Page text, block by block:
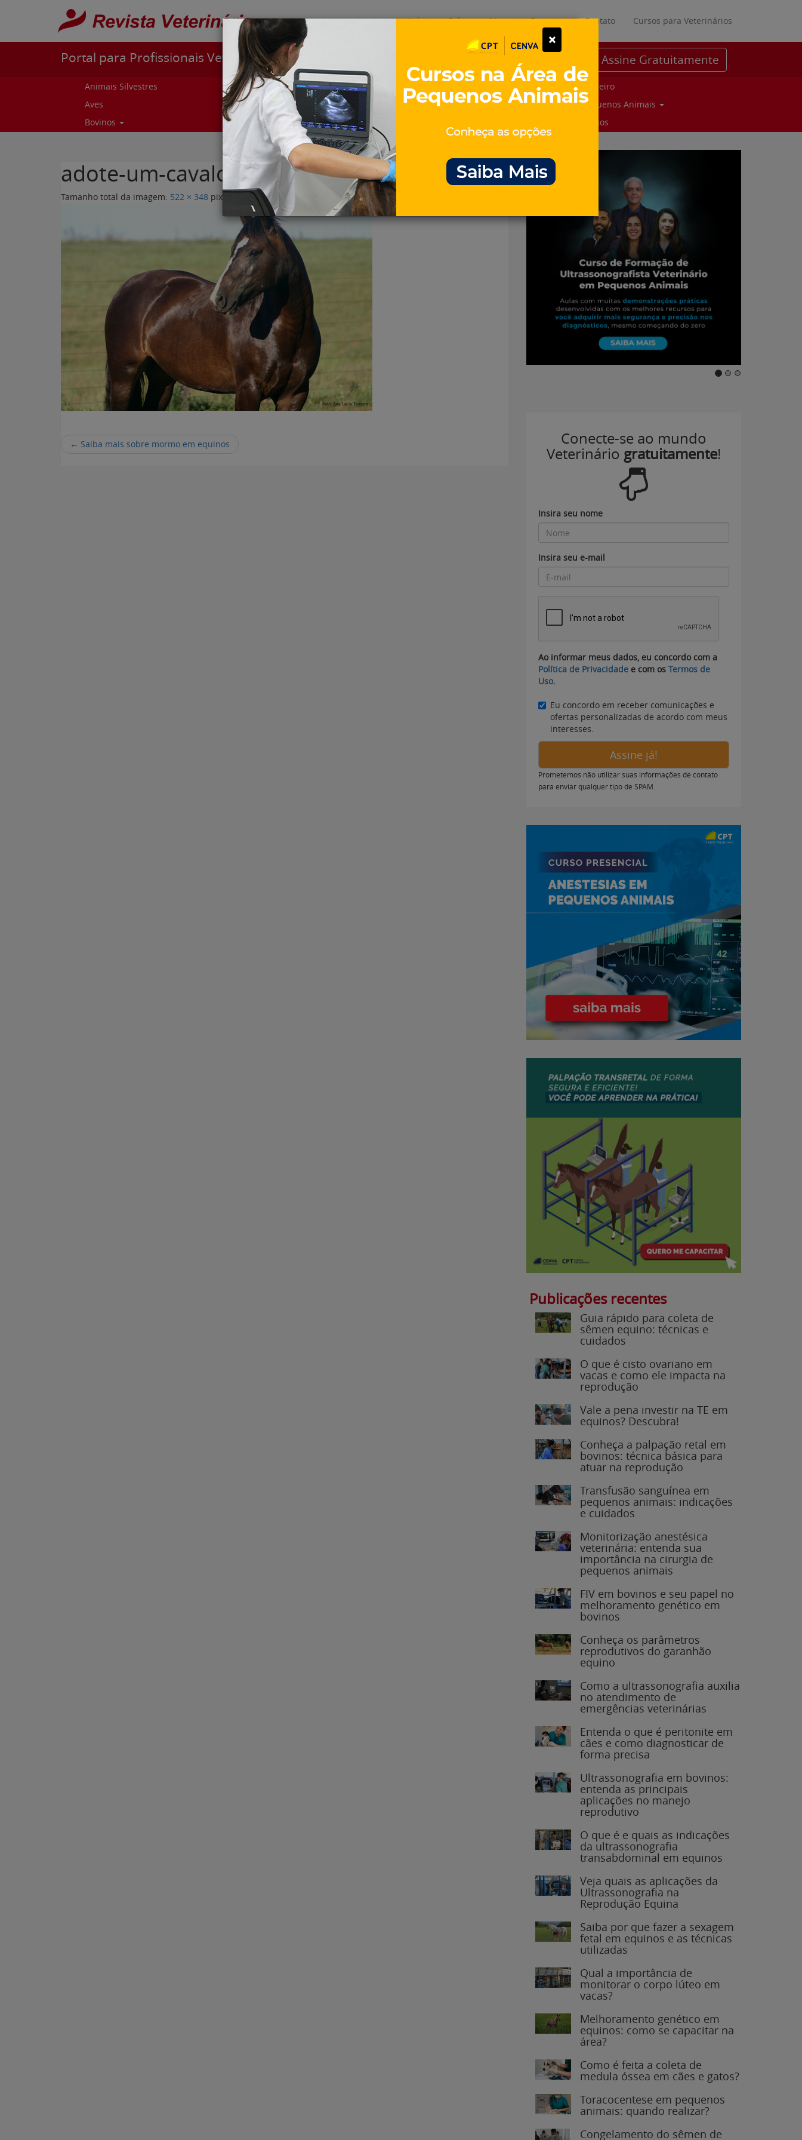
Pular para o conteúdo
Início Sobre Materiais Gratuitos Contato Cursos para Veterinários
Portal para Profissionais Veterinários Assine Gratuitamente
Animais Silvestres
Aves
Bovinos
Caprinos e ovinos
Curiosidades
Cursos e Eventos
Equinos
Parceiro
Pequenos Animais
Suinos
adote-um-cavalo.jpg
Tamanho total da imagem: 522 × 348 pixels
← Saiba mais sobre mormo em equinos
Conecte-se ao mundo
Veterinário gratuitamente!
Insira seu nome
Insira seu e-mail
Ao informar meus dados, eu concordo com a
Política de Privacidade e com os Termos de
Uso.
Eu concordo em receber comunicações e
ofertas personalizadas de acordo com meus
interesses.
Assine já!
Prometemos não utilizar suas informações de contato
para enviar qualquer tipo de SPAM.
Publicações recentes
Guia rápido para coleta de
sêmen equino: técnicas e
cuidados
O que é cisto ovariano em
vacas e como ele impacta na
reprodução
Vale a pena investir na TE em
equinos? Descubra!
Conheça a palpação retal em
bovinos: técnica básica para
atuar na reprodução
Transfusão sanguínea em
pequenos animais: indicações
e cuidados
Monitorização anestésica
veterinária: entenda sua
importância na cirurgia de
pequenos animais
FIV em bovinos e seu papel no
melhoramento genético em
bovinos
Conheça os parâmetros
reprodutivos do garanhão
equino
Como a ultrassonografia auxilia
no atendimento de
emergências veterinárias
Entenda o que é peritonite em
cães e como diagnosticar de
forma precisa
Ultrassonografia em bovinos:
entenda as principais
aplicações no manejo
reprodutivo
O que é e quais as indicações
da ultrassonografia
transabdominal em equinos
Veja quais as aplicações da
Ultrassonografia na
Reprodução Equina
Saiba por que fazer a sexagem
fetal em equinos e as técnicas
utilizadas
Qual a importância de
monitorar o corpo lúteo em
vacas?
Melhoramento genético em
equinos: como se capacitar na
área?
Como é feita a coleta de
medula óssea em cães e gatos?
Toracocentese em pequenos
animais: quando realizar?
Congelamento do sêmen de
×